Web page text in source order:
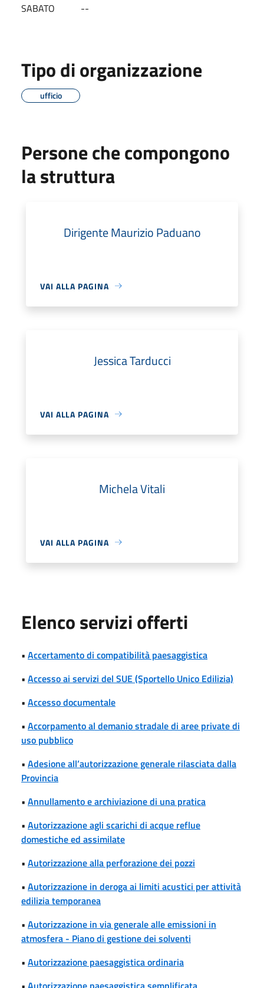
SABATO --
Tipo di organizzazione
ufficio
Persone che compongono
la struttura
Dirigente Maurizio Paduano
VAI ALLA PAGINA
Jessica Tarducci
VAI ALLA PAGINA
Michela Vitali
VAI ALLA PAGINA
Elenco servizi offerti
• Accertamento di compatibilità paesaggistica
• Accesso ai servizi del SUE (Sportello Unico Edilizia)
• Accesso documentale
• Accorpamento al demanio stradale di aree private di
uso pubblico
• Adesione all’autorizzazione generale rilasciata dalla
Provincia
• Annullamento e archiviazione di una pratica
• Autorizzazione agli scarichi di acque reflue
domestiche ed assimilate
• Autorizzazione alla perforazione dei pozzi
• Autorizzazione in deroga ai limiti acustici per attività
edilizia temporanea
• Autorizzazione in via generale alle emissioni in
atmosfera - Piano di gestione dei solventi
• Autorizzazione paesaggistica ordinaria